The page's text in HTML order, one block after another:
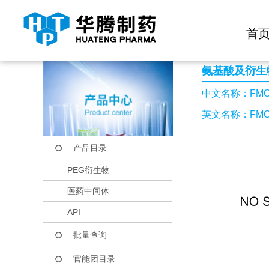
首
当前位置： 首页 产品中心 FMOC-4-乙酰基-L-
产品目录
PEG衍生物
医药中间体
API
批量查询
官能团目录
氨基酸及衍生
中文名称：
英文名称：